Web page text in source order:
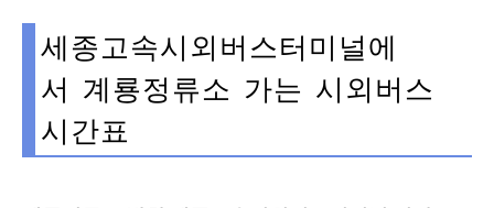
세종고속시외버스터미널에
서 계룡정류소 가는 시외버스
시간표